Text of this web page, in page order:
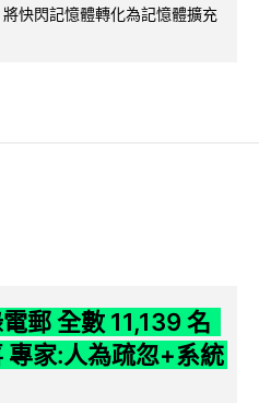
快閃記憶體轉化為記憶體擴充
郵 全數 11,139 名
專家:人為疏忽+系統